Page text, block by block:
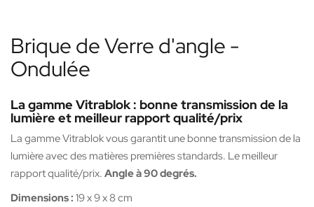
Brique de Verre d'angle -
Ondulée
La gamme Vitrablok : bonne transmission de la
lumière et meilleur rapport qualité/prix
La gamme Vitrablok vous garantit une bonne transmission de la
lumière avec des matières premières standards. Le meilleur
rapport qualité/prix. Angle à 90 degrés.
Dimensions : 19 x 9 x 8 cm